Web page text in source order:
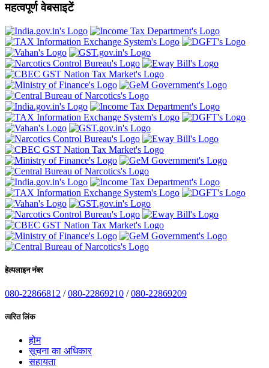
महत्वपूर्ण वेबसाइटें
हेल्पलाइन नंबर
080-22866812 /080-22869210 /080-22869209
त्वरित लिंक
होम
सूचना का अधिकार
सहायता